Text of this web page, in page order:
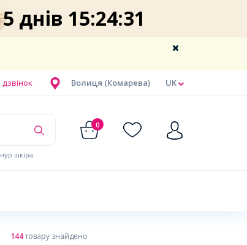
5 днів 15:24:30
UK
Волиця (Комарева)
0
шкіра
144товару знайдено